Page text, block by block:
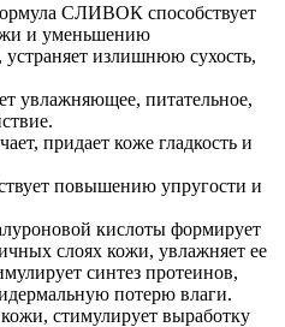
СЛИВОК способствует
и уменьшению
излишнюю сухость,
увлажняющее, питательное,
придает коже гладкость и
повышению упругости и
кислоты формирует
слоях кожи, увлажняет ее
синтез протеинов,
потерю влаги.
стимулирует выработку